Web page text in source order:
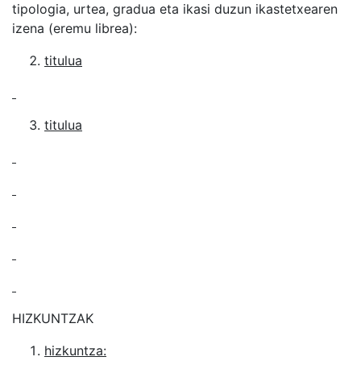
tipologia, urtea, gradua eta ikasi duzun ikastetxearen
izena (eremu librea):
titulua
titulua
HIZKUNTZAK
hizkuntza: